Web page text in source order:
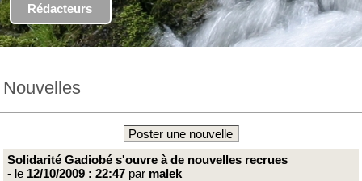
Rédacteurs
Nouvelles
Poster une nouvelle
Solidarité Gadiobé s'ouvre à de nouvelles recrues
- le 12/10/2009 : 22:47 par malek